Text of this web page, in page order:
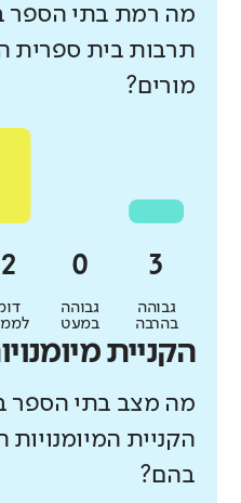
מה רמת בתי הספר
תרבות בית ספרית
מורים?
גבוהה
בהרבה
גבוהה
במעט
הקניית
מה מצב בתי הספר
הקניית
בהם?